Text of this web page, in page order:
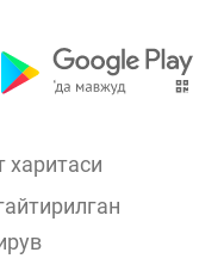
харитаси